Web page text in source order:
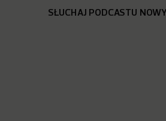
SŁUCHAJ PODCASTU